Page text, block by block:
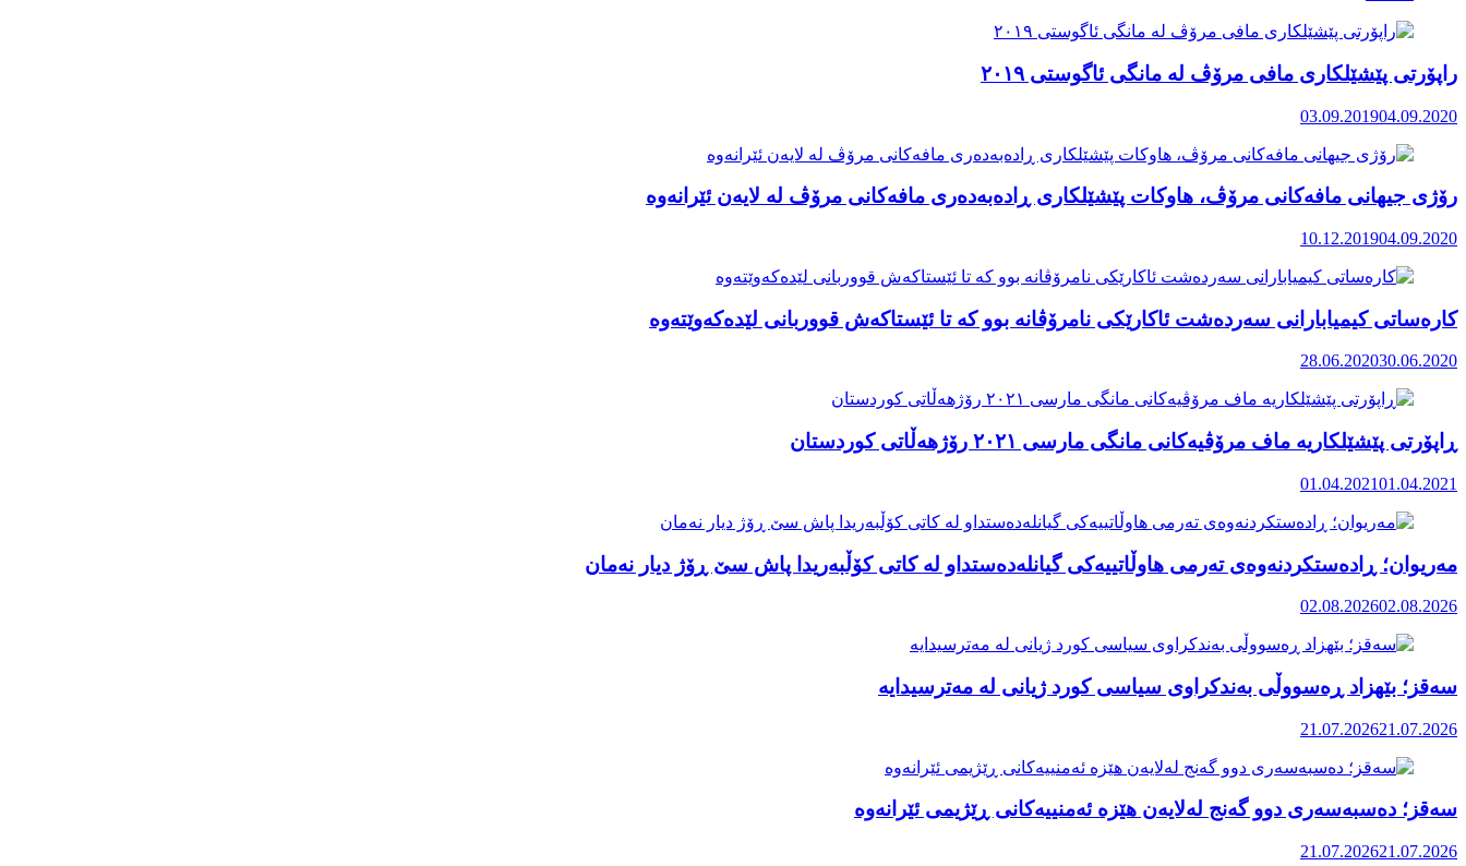
راپۆرتی پێشێلكاری مافی مرۆڤ له‌ مانگی ئاگوستی ٢٠١٩
03.09.201904.09.2020
رۆژی جیهانی مافەکانی مرۆڤ، هاوکات پێشێلکاری ڕادەبەدەری مافەکانی مرۆڤ لە لایەن ئێرانەوە
10.12.201904.09.2020
کارەساتی کیمیابارانی سەردەشت ئاکارێکی نامرۆڤانە بوو کە تا ئێستاکەش قووربانی لێدەکەوێتەوە
28.06.202030.06.2020
ڕاپۆرتی پێشێلکاریە ماف مرۆڤیەکانی مانگی مارسی ٢٠٢١ رۆژهەڵاتی کوردستان
01.04.202101.04.2021
مەریوان؛ ڕادەستکردنەوەی تەرمی هاوڵاتییەکی گیانلەدەستداو لە کاتی کۆڵبەریدا پاش سێ ڕۆژ دیار نەمان
02.08.202602.08.2026
سەقز؛ بێهزاد ڕەسووڵی بەندکراوی سیاسی کورد ژیانی لە مەترسیدایە
21.07.202621.07.2026
سەقز؛ دەسبەسەری دوو گەنج لەلایەن هێزە ئەمنییەکانی ڕێژیمی ئێرانەوە
21.07.202621.07.2026